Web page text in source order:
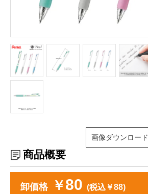
画像ダウンロード
商品概要
卸価格 ￥80 (税込￥88)